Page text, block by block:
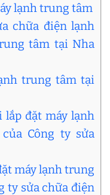
lạnh trung tâm
chữa điện lạnh
tâm tại Nha
trung tâm tại
lắp đặt máy lạnh
Công ty sửa
máy lạnh trung
ty sửa chữa điện